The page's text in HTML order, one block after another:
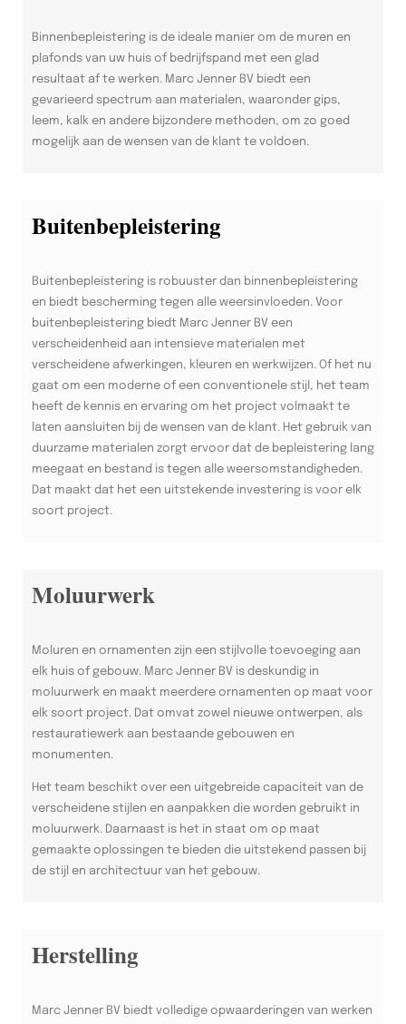
Binnenbepleistering is de ideale manier om de muren en
plafonds van uw huis of bedrijfspand met een glad
resultaat af te werken. Marc Jenner BV biedt een
gevarieerd spectrum aan materialen, waaronder gips,
leem, kalk en andere bijzondere methoden, om zo goed
mogelijk aan de wensen van de klant te voldoen.
Buitenbepleistering
Buitenbepleistering is robuuster dan binnenbepleistering
en biedt bescherming tegen alle weersinvloeden. Voor
buitenbepleistering biedt Marc Jenner BV een
verscheidenheid aan intensieve materialen met
verscheidene afwerkingen, kleuren en werkwijzen. Of het nu
gaat om een moderne of een conventionele stijl, het team
heeft de kennis en ervaring om het project volmaakt te
laten aansluiten bij de wensen van de klant. Het gebruik van
duurzame materialen zorgt ervoor dat de bepleistering lang
meegaat en bestand is tegen alle weersomstandigheden.
Dat maakt dat het een uitstekende investering is voor elk
soort project.
Moluurwerk
Moluren en ornamenten zijn een stijlvolle toevoeging aan
elk huis of gebouw. Marc Jenner BV is deskundig in
moluurwerk en maakt meerdere ornamenten op maat voor
elk soort project. Dat omvat zowel nieuwe ontwerpen, als
restauratiewerk aan bestaande gebouwen en
monumenten.
Het team beschikt over een uitgebreide capaciteit van de
verscheidene stijlen en aanpakken die worden gebruikt in
moluurwerk. Daarnaast is het in staat om op maat
gemaakte oplossingen te bieden die uitstekend passen bij
de stijl en architectuur van het gebouw.
Herstelling
Marc Jenner BV biedt volledige opwaarderingen van werken